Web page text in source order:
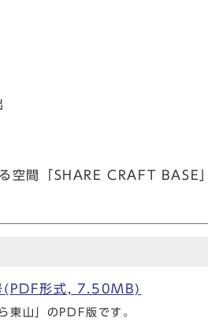
間「SHARE CRAFT BASE」
(PDF形式, 7.50MB)
東山」のPDF版です。